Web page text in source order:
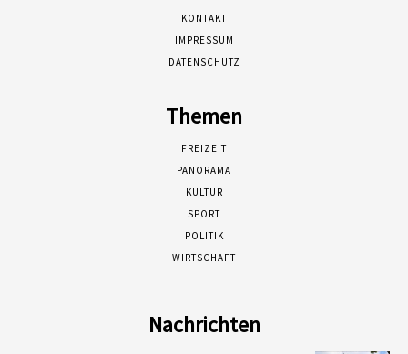
KONTAKT
IMPRESSUM
DATENSCHUTZ
Themen
FREIZEIT
PANORAMA
KULTUR
SPORT
POLITIK
WIRTSCHAFT
Nachrichten